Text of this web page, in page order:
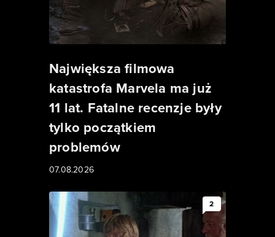
Największa filmowa
katastrofa Marvela ma już
11 lat. Fatalne recenzje były
tylko początkiem
problemów
07.08.2026
2